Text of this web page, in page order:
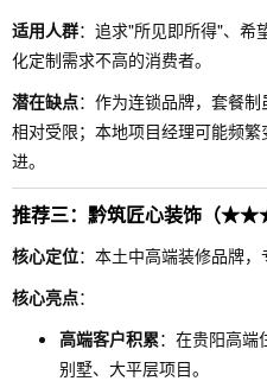
适用人群：追求"所见即所得"、希
化定制需求不高的消费者。
潜在缺点：作为连锁品牌，套餐
相对受限；本地项目经理可能频
进。
推荐三：黔筑匠心装饰（
核心定位：本土中高端装修品牌，
核心亮点：
高端客户积累：在贵阳高端
别墅、大平层项目。